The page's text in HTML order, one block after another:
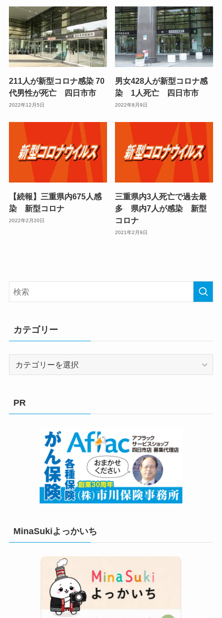
211人が新型コロナ感染 70
代男性が死亡 四日市市
2022年12月5日
男女428人が新型コロナ感
染 1人死亡 四日市市
2022年8月9日
【続報】三重県内675人感
染 新型コロナ
2022年2月20日
三重県内3人死亡で過去最
多 県内7人が感染 新型
コロナ
2021年2月9日
カテゴリー
PR
MinaSukiよっかいち